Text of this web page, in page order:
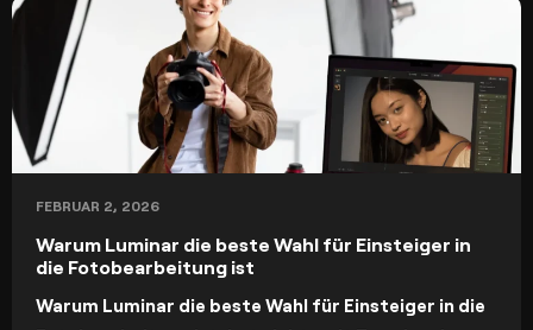
Alternativen zu Windows Photo Viewer erstellt.
FEBRUAR 2, 2026
Warum Luminar die beste Wahl für Einsteiger in
die Fotobearbeitung ist
Warum Luminar die beste Wahl für Einsteiger in die